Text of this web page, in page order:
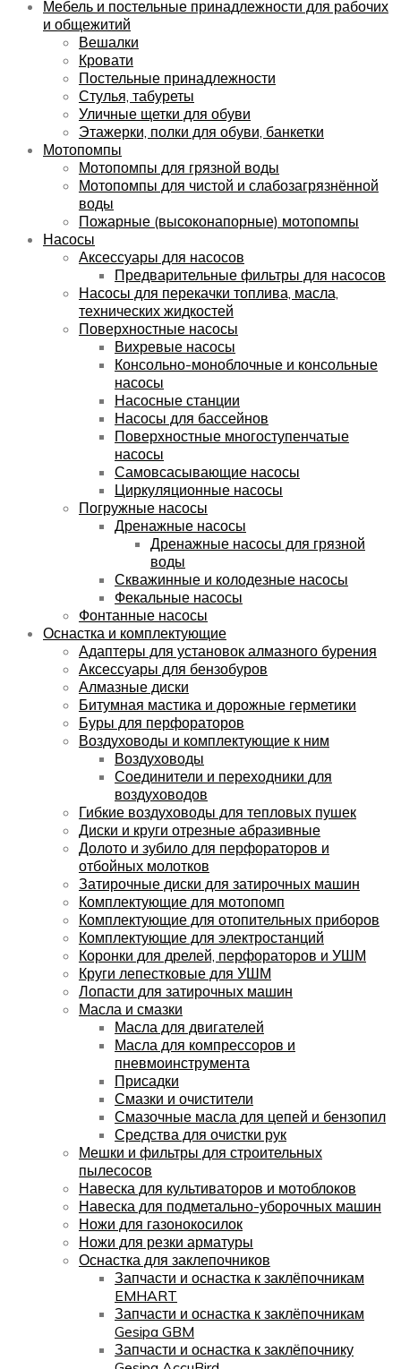
Мебель и постельные принадлежности для рабочих
и общежитий
Вешалки
Кровати
Постельные принадлежности
Стулья, табуреты
Уличные щетки для обуви
Этажерки, полки для обуви, банкетки
Мотопомпы
Мотопомпы для грязной воды
Мотопомпы для чистой и слабозагрязнённой
воды
Пожарные (высоконапорные) мотопомпы
Насосы
Аксессуары для насосов
Предварительные фильтры для насосов
Насосы для перекачки топлива, масла,
технических жидкостей
Поверхностные насосы
Вихревые насосы
Консольно-моноблочные и консольные
насосы
Насосные станции
Насосы для бассейнов
Поверхностные многоступенчатые
насосы
Самовсасывающие насосы
Циркуляционные насосы
Погружные насосы
Дренажные насосы
Дренажные насосы для грязной
воды
Скважинные и колодезные насосы
Фекальные насосы
Фонтанные насосы
Оснастка и комплектующие
Адаптеры для установок алмазного бурения
Аксессуары для бензобуров
Алмазные диски
Битумная мастика и дорожные герметики
Буры для перфораторов
Воздуховоды и комплектующие к ним
Воздуховоды
Соединители и переходники для
воздуховодов
Гибкие воздуховоды для тепловых пушек
Диски и круги отрезные абразивные
Долото и зубило для перфораторов и
отбойных молотков
Затирочные диски для затирочных машин
Комплектующие для мотопомп
Комплектующие для отопительных приборов
Комплектующие для электростанций
Коронки для дрелей, перфораторов и УШМ
Круги лепестковые для УШМ
Лопасти для затирочных машин
Масла и смазки
Масла для двигателей
Масла для компрессоров и
пневмоинструмента
Присадки
Смазки и очистители
Смазочные масла для цепей и бензопил
Средства для очистки рук
Мешки и фильтры для строительных
пылесосов
Навеска для культиваторов и мотоблоков
Навеска для подметально-уборочных машин
Ножи для газонокосилок
Ножи для резки арматуры
Оснастка для заклепочников
Запчасти и оснастка к заклёпочникам
EMHART
Запчасти и оснастка к заклёпочникам
Gesipa GBM
Запчасти и оснастка к заклёпочнику